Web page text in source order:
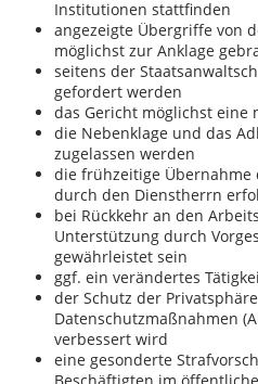
Institutionen stattfinden
angezeigte Übergriffe von
möglichst zur Anklage
seitens der
gefordert werden
das Gericht möglichst eine
die Nebenklage und das
zugelassen werden
die frühzeitige Übernahme
durch den Dienstherrn
bei Rückkehr an den
Unterstützung durch
gewährleistet sein
ggf. ein verändertes
der Schutz der
Datenschutzmaßnahmen
verbessert wird
eine gesonderte
Beschäftigten im